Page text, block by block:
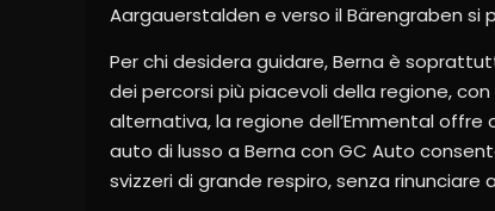
Aargauerstalden e verso il Bärengraben
Per chi desidera guidare, Berna è
dei percorsi più piacevoli della regione,
alternativa, la regione dell’Emmental
auto di lusso a Berna con GC Auto
svizzeri di grande respiro, senza